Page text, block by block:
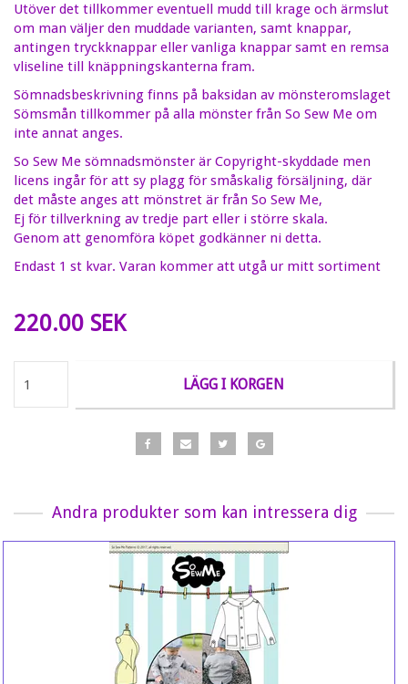
Utöver det tillkommer eventuell mudd till krage och ärmslut
om man väljer den muddade varianten, samt knappar,
antingen tryckknappar eller vanliga knappar samt en remsa
vliseline till knäppningskanterna fram.
Sömnadsbeskrivning finns på baksidan av mönsteromslaget
Sömsmån tillkommer på alla mönster från So Sew Me om
inte annat anges.
So Sew Me sömnadsmönster är Copyright-skyddade men
licens ingår för att sy plagg för småskalig försäljning, där
det måste anges att mönstret är från So Sew Me,
Ej för tillverkning av tredje part eller i större skala.
Genom att genomföra köpet godkänner ni detta.
Endast 1 st kvar. Varan kommer att utgå ur mitt sortiment
220.00 SEK
LÄGG I KORGEN
Andra produkter som kan intressera dig